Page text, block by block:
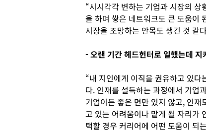
“시시각각 변하는 기업과 시장의
을 하며 쌓은 네트워크도 큰 도움이
시장을 조망하는 안목도 생긴 것 같
- 오랜 기간 헤드헌터로 일했는데
“내 지인에게 이직을 권유하고 있
다. 인재를 설득하는 과정에서 기업
기업이든 좋은 면만 있지 않고, 인
고 있는 어려움이나 맡게 될 자리가
택할 경우 커리어에 어떤 도움이 되